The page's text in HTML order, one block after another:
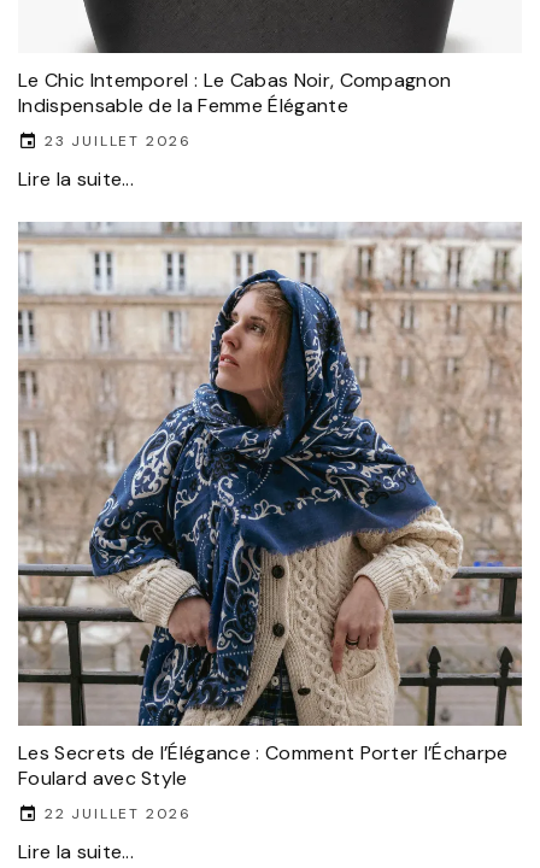
Le Chic Intemporel : Le Cabas Noir, Compagnon
Indispensable de la Femme Élégante
23 JUILLET 2026
Lire la suite...
Les Secrets de l’Élégance : Comment Porter l’Écharpe
Foulard avec Style
22 JUILLET 2026
Lire la suite...